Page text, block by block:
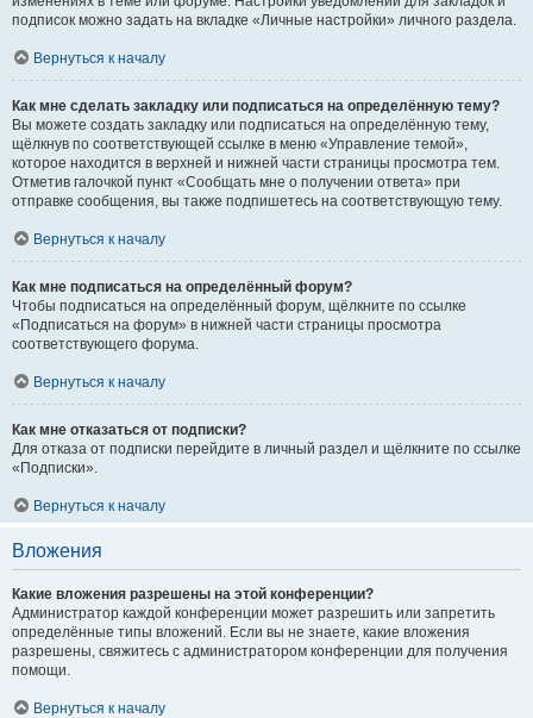
подписок можно задать на вкладке «Личные настройки» личного раздела.
Вернуться к началу
Как мне сделать закладку или подписаться на определённую тему?
Вы можете создать закладку или подписаться на определённую тему,
щёлкнув по соответствующей ссылке в меню «Управление темой»,
которое находится в верхней и нижней части страницы просмотра тем.
Отметив галочкой пункт «Сообщать мне о получении ответа» при
отправке сообщения, вы также подпишетесь на соответствующую тему.
Вернуться к началу
Как мне подписаться на определённый форум?
Чтобы подписаться на определённый форум, щёлкните по ссылке
«Подписаться на форум» в нижней части страницы просмотра
соответствующего форума.
Вернуться к началу
Как мне отказаться от подписки?
Для отказа от подписки перейдите в личный раздел и щёлкните по ссылке
«Подписки».
Вернуться к началу
Вложения
Какие вложения разрешены на этой конференции?
Администратор каждой конференции может разрешить или запретить
определённые типы вложений. Если вы не знаете, какие вложения
разрешены, свяжитесь с администратором конференции для получения
помощи.
Вернуться к началу